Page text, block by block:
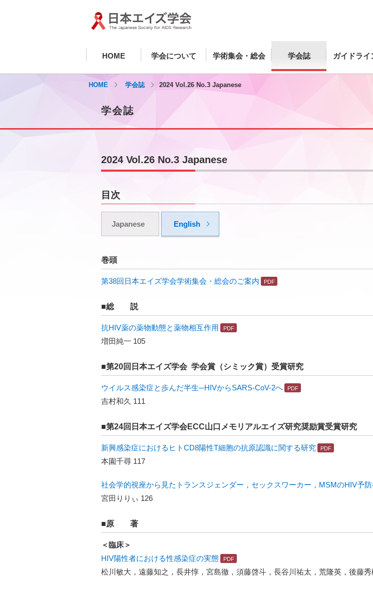
HOME 学会について 学術集会・総会 学会誌 ガイドライ
HOME 学会誌 2024 Vol.26 No.3 Japanese
学会誌
2024 Vol.26 No.3 Japanese
目次
Japanese English
巻頭
第38回日本エイズ学会学術集会・総会のご案内
■総 説
抗HIV薬の薬物動態と薬物相互作用
増田純一 105
■第20回日本エイズ学会 学会賞（シミック賞）受賞研究
ウイルス感染症と歩んだ半生─HIVからSARS-CoV-2へ
吉村和久 111
■第24回日本エイズ学会ECC山口メモリアルエイズ研究奨励賞受賞研究
新興感染症におけるヒトCD8陽性T細胞の抗原認識に関する研究
本園千尋 117
社会学的視座から見たトランスジェンダー，セックスワーカー，MSMのHIV予
宮田りりぃ 126
■原 著
＜臨床＞
HIV陽性者における性感染症の実態
松川敏大，遠藤知之，長井惇，宮島徹，須藤啓斗，長谷川祐太，荒隆英，後藤